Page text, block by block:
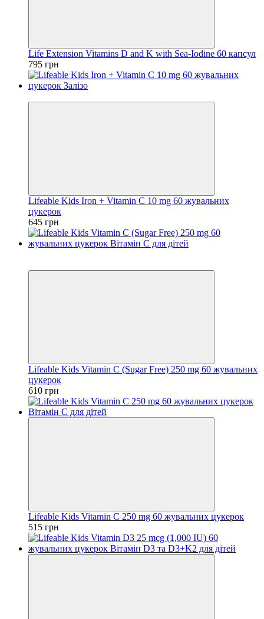
Life Extension Vitamins D and K with Sea-Iodine 60 капсул
795 грн
Lifeable Kids Iron + Vitamin C 10 mg 60 жувальних
цукерок
645 грн
Lifeable Kids Vitamin C (Sugar Free) 250 mg 60 жувальних
цукерок
610 грн
Lifeable Kids Vitamin C 250 mg 60 жувальних цукерок
515 грн